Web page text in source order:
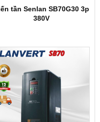
tần Senlan SB70G30 3p
380V